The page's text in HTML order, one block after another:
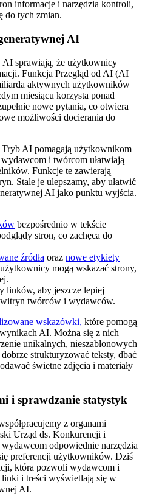
informacje i narzędzia kontroli,
do tych zmian.
AI
AI sprawiają, że użytkownicy
Funkcja Przegląd od AI (AI
aktywnych użytkowników
miesiącu korzysta ponad
nowe pytania, co otwiera
możliwości docierania do
AI pomagają użytkownikom
i twórcom ułatwiają
Funkcje te zawierają
Stale je ulepszamy, aby ułatwić
AI jako punktu wyjścia.
bezpośrednio w tekście
stron, co zachęca do
źródła oraz nowe etykiety
mogą wskazać strony,
linków, aby jeszcze lepiej
twórców i wydawców.
wskazówki, które pomogą
AI. Można się z nich
unikalnych, nieszablonowych
strukturyzować teksty, dbać
świetne zdjęcia i materiały
i sprawdzanie statystyk
z organami
Urząd ds. Konkurencji i
odpowiednie narzędzia
preferencji użytkowników. Dziś
która pozwoli wydawcom i
i treści wyświetlają się w
AI.